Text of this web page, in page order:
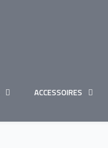
ACCESSOIRES